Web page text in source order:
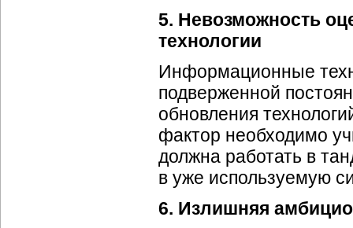
5. Невозможность
технологии
Информационные
подверженной
обновления
фактор необходимо
должна работать в
в уже используемую
6. Излишняя